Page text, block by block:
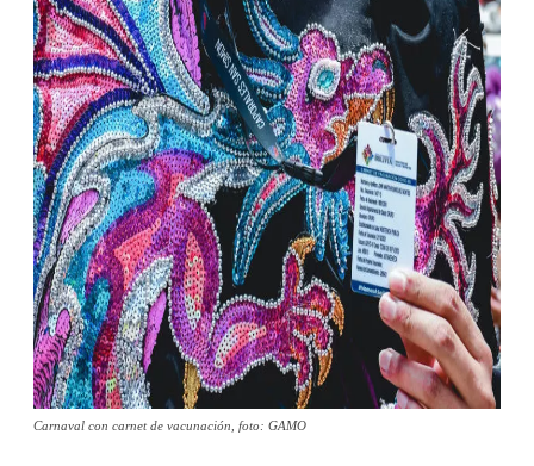
Carnaval con carnet de vacunación, foto: GAMO